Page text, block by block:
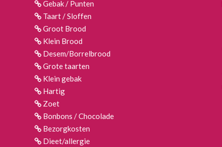
Gebak / Punten
Taart / Sloffen
Groot Brood
Klein Brood
Desem/Borrelbrood
Grote taarten
Klein gebak
Hartig
Zoet
Bonbons / Chocolade
Bezorgkosten
Dieet/allergie